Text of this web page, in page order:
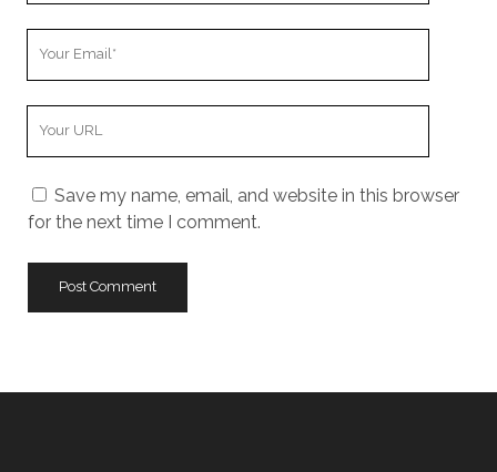
Save my name, email, and website in this browser
for the next time I comment.